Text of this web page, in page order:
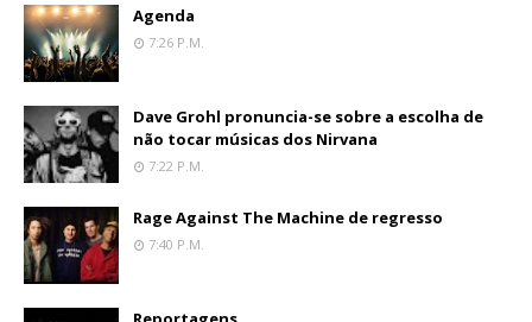
Agenda
7:26 P.m.
Dave Grohl pronuncia-se sobre a escolha de
não tocar músicas dos Nirvana
7:22 P.m.
Rage Against The Machine de regresso
7:40 P.m.